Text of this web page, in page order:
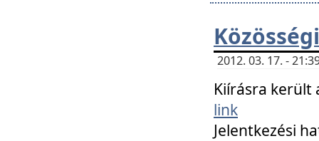
2012. 03. 17. -
Kiírásra került
link
Jelentkezési